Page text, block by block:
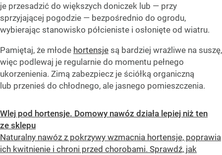
je przesadzić do większych doniczek lub — przy
sprzyjającej pogodzie — bezpośrednio do ogrodu,
wybierając stanowisko półcieniste i osłonięte od wiatru.
Pamiętaj, że młode hortensje są bardziej wrażliwe na suszę,
więc podlewaj je regularnie do momentu pełnego
ukorzenienia. Zimą zabezpiecz je ściółką organiczną
lub przenieś do chłodnego, ale jasnego pomieszczenia.
Wlej pod hortensje. Domowy nawóz działa lepiej niż ten
ze sklepu
Naturalny nawóz z pokrzywy wzmacnia hortensje, poprawia
ich kwitnienie i chroni przed chorobami. Sprawdź, jak